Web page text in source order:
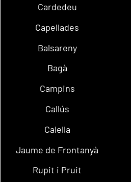
Cardedeu
Capellades
Balsareny
Bagà
Campins
Callús
Calella
Jaume de Frontanyà
Rupit i Pruit